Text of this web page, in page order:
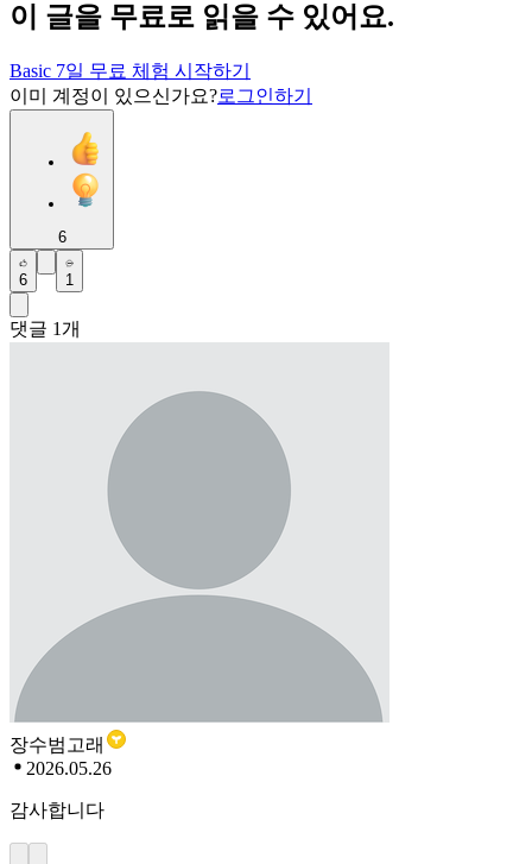
이 글을 무료로 읽을 수 있어요.
Basic 7일 무료 체험 시작하기
이미 계정이 있으신가요?로그인하기
6
6 1
댓글 1개
장수범고래
2026.05.26
감사합니다